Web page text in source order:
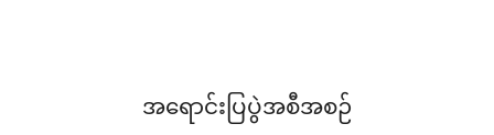
အရောင်းပြပွဲအစီအစဉ်